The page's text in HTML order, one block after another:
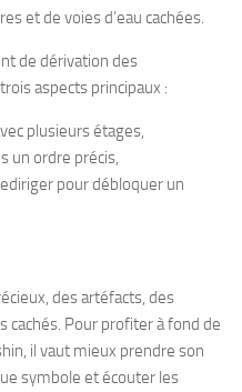
et de voies d’eau cachées.
de dérivation des
aspects principaux :
plusieurs étages,
un ordre précis,
pour débloquer un
des artéfacts, des
cachés. Pour profiter à fond de
il vaut mieux prendre son
symbole et écouter les